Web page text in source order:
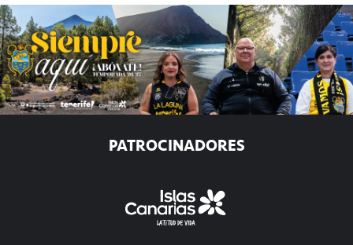
PATROCINADORES